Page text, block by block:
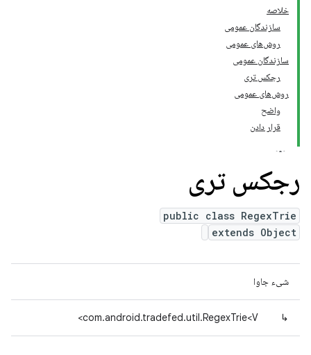
خلاصه
سازندگان عمومی
روش‌های عمومی
سازندگان عمومی
رجکس تری
روش‌های عمومی
واضح
قرار دادن
رجکس تری
public class RegexTrie
extends Object
شیء جاوا
↳
com.android.tradefed.util.RegexTrie<V>